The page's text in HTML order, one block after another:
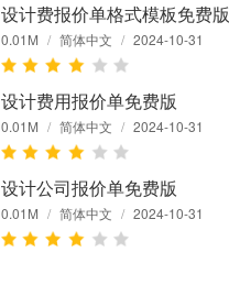
设计费报价单格式模板免费版
0.01M / 简体中文 / 2024-10-31
设计费用报价单免费版
0.01M / 简体中文 / 2024-10-31
设计公司报价单免费版
0.01M / 简体中文 / 2024-10-31